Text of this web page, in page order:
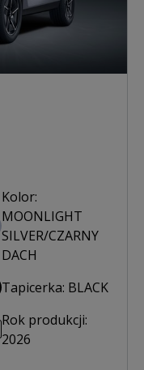
Kolor:
MOONLIGHT
SILVER/CZARNY
DACH
Tapicerka: BLACK
Rok produkcji:
2026